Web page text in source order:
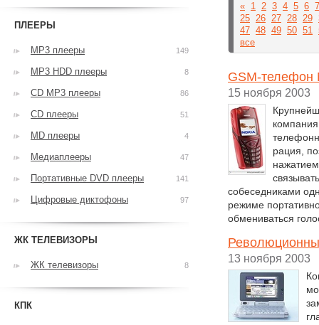
« 1 2 3 4 5 6 7
25 26 27 28 29
47 48 49 50 51
все
GSM-телефон
15 ноября 2003
рация,
собеседниками
режиме
обмениваться
13 ноября 2003
ПЛЕЕРЫ
MP3 плееры 149
MP3 HDD плееры 8
CD MP3 плееры 86
CD плееры 51
MD плееры 4
Медиаплееры 47
Портативные DVD плееры 141
Цифровые диктофоны 97
ЖК ТЕЛЕВИЗОРЫ
ЖК телевизоры 8
КПК